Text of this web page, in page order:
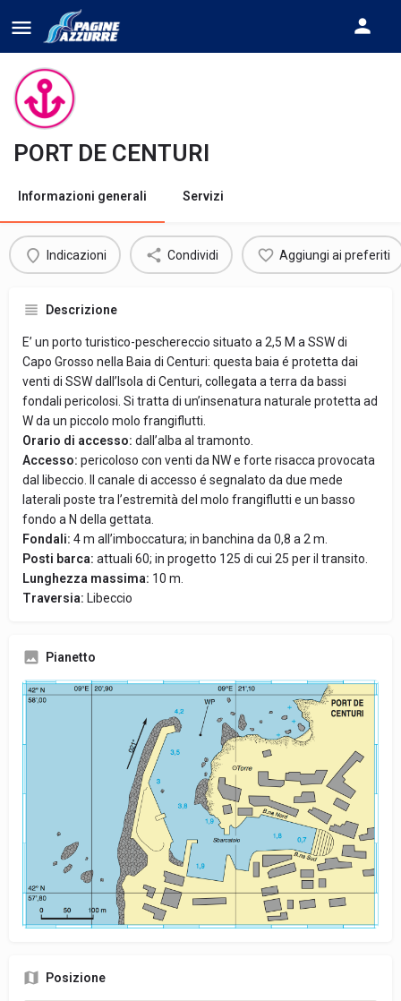
PORT DE CENTURI
Informazioni generali Servizi
Indicazioni Condividi Aggiungi ai preferiti
Descrizione
E’ un porto turistico-peschereccio situato a 2,5 M a SSW di
Capo Grosso nella Baia di Centuri: questa baia é protetta dai
venti di SSW dall’Isola di Centuri, collegata a terra da bassi
fondali pericolosi. Si tratta di un’insenatura naturale protetta ad
W da un piccolo molo frangiflutti.
Orario di accesso: dall’alba al tramonto.
Accesso: pericoloso con venti da NW e forte risacca provocata
dal libeccio. Il canale di accesso é segnalato da due mede
laterali poste tra l’estremità del molo frangiflutti e un basso
fondo a N della gettata.
Fondali: 4 m all’imboccatura; in banchina da 0,8 a 2 m.
Posti barca: attuali 60; in progetto 125 di cui 25 per il transito.
Lunghezza massima: 10 m.
Traversia: Libeccio
Pianetto
Posizione